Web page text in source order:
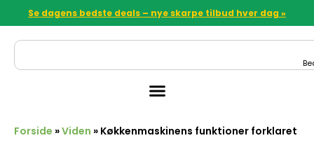
Se dagens bedste deals – nye skarpe tilbud hver dag »
Forside »Viden » Køkkenmaskinens funktioner forklaret